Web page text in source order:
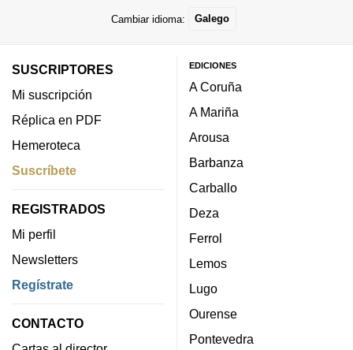
Cambiar idioma: Galego
SUSCRIPTORES
Mi suscripción
Réplica en PDF
Hemeroteca
Suscríbete
REGISTRADOS
Mi perfil
Newsletters
Regístrate
CONTACTO
EDICIONES
A Coruña
A Mariña
Arousa
Barbanza
Carballo
Deza
Ferrol
Lemos
Lugo
Ourense
Pontevedra